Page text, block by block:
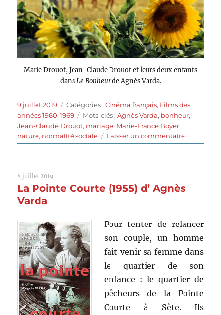
Marie Drouot, Jean-Claude Drouot et leurs deux enfants
dans Le Bonheurde Agnès Varda.
Publié
le
9 juillet 2019 Catégories
Catégories :Cinéma français, Films des
années 1960-1969
Étiquettes
Mots-clés :Agnès Varda, bonheur,
Jean-Claude Drouot, mariage, Marie-France Boyer,
nature, normalité sociale Laisser un commentairesur
Le
Agnès
8 juillet 2019
La Pointe Courte (1955) d’ Agnès
Varda
Pour tenter de relancer
son couple, un homme
fait venir sa femme dans
le quartier de son
enfance : le quartier de
pêcheurs de la Pointe
Courte à Sète. Ils